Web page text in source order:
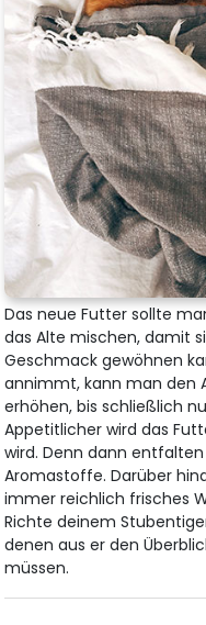
Das neue Futter sollte
das Alte mischen, damit
Geschmack gewöhnen
annimmt, kann man den
erhöhen, bis schließlich
Appetitlicher wird das
wird. Denn dann
Aromastoffe. Darüber
immer reichlich frisches
Richte deinem
denen aus er den
müssen.